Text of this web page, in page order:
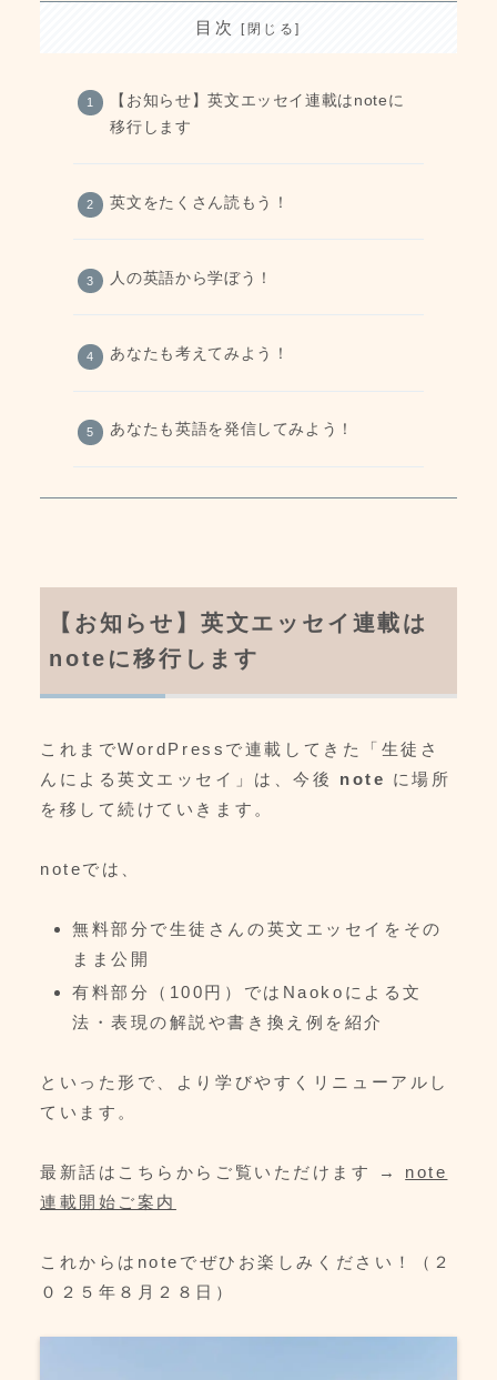
目次
【お知らせ】英文エッセイ連載はnoteに
移行します
英文をたくさん読もう！
人の英語から学ぼう！
あなたも考えてみよう！
あなたも英語を発信してみよう！
【お知らせ】英文エッセイ連載は
noteに移行します
これまでWordPressで連載してきた「生徒さ
んによる英文エッセイ」は、今後 note に場所
を移して続けていきます。
noteでは、
無料部分で生徒さんの英文エッセイをその
まま公開
有料部分（100円）ではNaokoによる文
法・表現の解説や書き換え例を紹介
といった形で、より学びやすくリニューアルし
ています。
最新話はこちらからご覧いただけます → note
連載開始ご案内
これからはnoteでぜひお楽しみください！（２
０２５年８月２８日）